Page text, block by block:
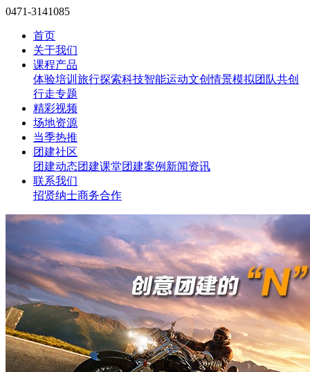
0471-3141085
首页
关于我们
课程产品
体验培训 旅行探索科技智能运动文创情景模拟团队共创
行走专题
精彩视频
场地资源
当季热推
团建社区
团建动态团建课堂团建案例 新闻资讯
联系我们
招贤纳士商务合作